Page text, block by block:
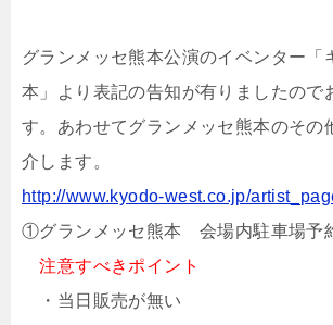
グランメッセ熊本公演のイベンター「
本」より表記の告知が有りましたので
す。あわせてグランメッセ熊本のその
介します。
http://www.kyodo-west.co.jp/
①グランメッセ熊本 会場内駐車場予
注意すべきポイント
・当日販売が無い